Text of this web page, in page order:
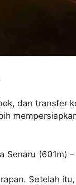
dan transfer
Senaru (601m)
Setelah